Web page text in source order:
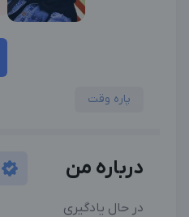
پاره وقت
درباره من
در حال یادگیری